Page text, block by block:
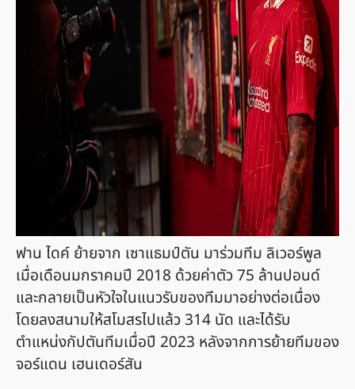
ฟาน ไดค์ ย้ายจาก เซาแธมป์ตัน มาร่วมทีม ลิเวอร์พูล
เมื่อเดือนมกราคมปี 2018 ด้วยค่าตัว 75 ล้านปอนด์
และกลายเป็นหัวใจในแนวรับของทีมมาอย่างต่อเนื่อง
โดยลงสนามให้สโมสรไปแล้ว 314 นัด และได้รับ
ตำแหน่งกัปตันทีมเมื่อปี 2023 หลังจากการย้ายทีมของ
จอร์แดน เฮนเดอร์สัน